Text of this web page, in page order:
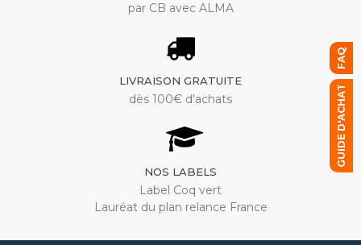
par CB avec ALMA
LIVRAISON GRATUITE
dès 100€ d'achats
NOS LABELS
Label Coq vert
Lauréat du plan relance France
FAQ
GUIDE D'ACHAT